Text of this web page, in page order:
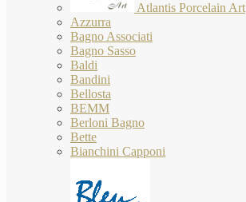
Atlantis Porcelain Art
Azzurra
Bagno Associati
Bagno Sasso
Baldi
Bandini
Bellosta
BEMM
Berloni Bagno
Bette
Bianchini Capponi